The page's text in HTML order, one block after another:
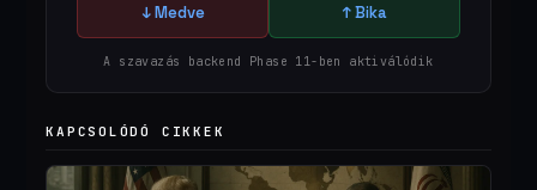
↓ Medve ↑ Bika
A szavazás backend Phase 11-ben aktiválódik
KAPCSOLÓDÓ CIKKEK